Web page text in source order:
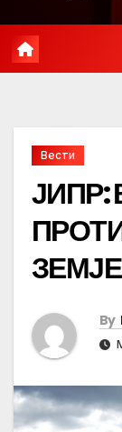
Вести
By